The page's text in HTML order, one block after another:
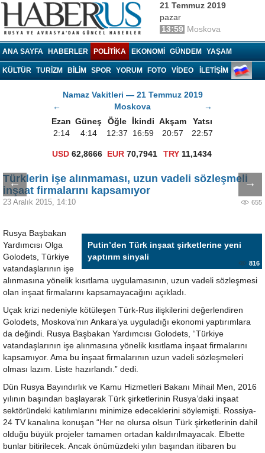
Haberrus.com
21 Temmuz 2019
pazar
13:59 Moskova
ANA SAYFA HABERLER POLITIKA EKONOMI GÜNDEM YAŞAM
KÜLTÜR TURIZM BILIM SPOR YORUM FOTO VIDEO İLETİŞİM
Namaz Vakitleri — 21 Temmuz 2019
←
Moskova
→
Ezan Güneş Öğle İkindi Akşam
Yatsı
2:14
4:14 12:37 16:59 20:57 22:57
USD 62,8666 EUR 70,7941 TRY 11,1434
← →
Türklerin işe alınmaması, uzun vadeli sözleşmeli
inşaat firmalarını kapsamıyor
23 Aralık 2015, 14:10 655
Putin’den Türk inşaat şirketlerine yeni
yaptırım sinyali
816
Rusya Başbakan
Yardımcısı Olga
Golodets, Türkiye
vatandaşlarının işe
alınmasına yönelik kısıtlama uygulamasının, uzun vadeli sözleşmesi
olan inşaat firmalarını kapsamayacağını açıkladı.
Uçak krizi nedeniyle kötüleşen Türk-Rus ilişkilerini değerlendiren
Golodets, Moskova’nın Ankara’ya uyguladığı ekonomi yaptırımlara
da değindi. Rusya Başbakan Yardımcısı Golodets, “Türkiye
vatandaşlarının işe alınmasına yönelik kısıtlama inşaat firmalarını
kapsamıyor. Ama bu inşaat firmalarının uzun vadeli sözleşmeleri
olması lazım. Liste hazırlandı.” dedi.
Dün Rusya Bayındırlık ve Kamu Hizmetleri Bakanı Mihail Men, 2016
yılının başından başlayarak Türk şirketlerinin Rusya’daki inşaat
sektöründeki katılımlarını minimize edeceklerini söylemişti. Rossiya-
24 TV kanalına konuşan “Her ne olursa olsun Türk şirketlerinin dahil
olduğu büyük projeler tamamen ortadan kaldırılmayacak. Elbette
bunlar bitirilecek. Ancak önümüzdeki yılın başından itibaren bu